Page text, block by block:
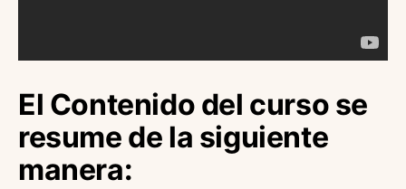
El Contenido del curso se
resume de la siguiente
manera: